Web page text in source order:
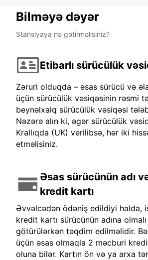
Bilməyə dəyər
Stansiyaya nə gətirməlisiniz?
Etibarlı sürücülük
Zəruri olduqda – əsas sürücü və
üçün sürücülük vəsiqəsinin rəsmi
beynəlxalq sürücülük vəsiqəsi
Nəzərə alın ki, əgər sürücülük
Krallıqda (UK) verilibsə, hər iki
etməlisiniz.
Əsas sürücünün adı
kredit kartı
Əvvəlcədən ödəniş edildiyi halda,
kredit kartı sürücünün adına
götürülərkən təqdim edilməlidir.
üçün əsas olmaqla 2 məcburi
oluna bilər. Kartın ön və ya arxa